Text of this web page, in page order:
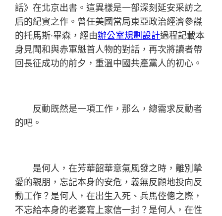
話》在北京出書。這異樣是一部深刻延安采訪之
后的紀實之作。曾任美國當局東亞政治經濟參謀
的托馬斯·畢森，經由辦公室規劃設計過程記載本
身見聞和與赤軍魁首人物的對話，再次將讀者帶
回長征成功的前夕，重溫中國共產黨人的初心。
反動既然是一項工作，那么，總需求反動者
的吧。
是何人，在芳華韶華意氣風發之時，離別摯
愛的親朋，忘記本身的安危，義無反顧地投向反
動工作？是何人，在出生入死、兵馬倥傯之際，
不忘給本身的老婆寫上家信一封？是何人，在性